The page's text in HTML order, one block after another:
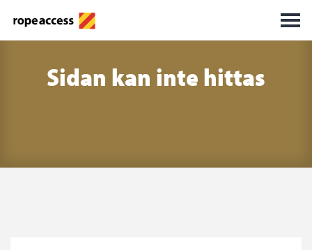
Sidan kan inte hittas